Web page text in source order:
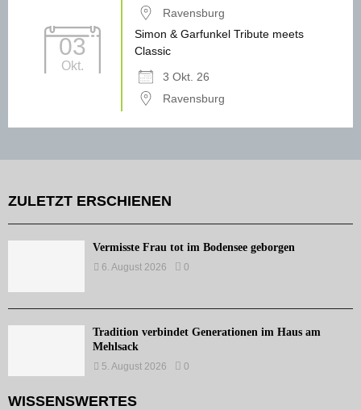
Ravensburg
03
Okt.
Simon & Garfunkel Tribute meets
Classic
3 Okt. 26
Ravensburg
ZULETZT ERSCHIENEN
Vermisste Frau tot im Bodensee geborgen
6. August 2026 0
Tradition verbindet Generationen im Haus am
Mehlsack
5. August 2026 0
WISSENSWERTES